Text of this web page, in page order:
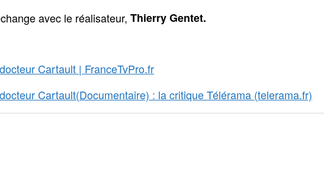
avec le réalisateur, Thierry Gentet.
Cartault | FranceTvPro.fr
Cartault(Documentaire) : la critique Télérama (telerama.fr)